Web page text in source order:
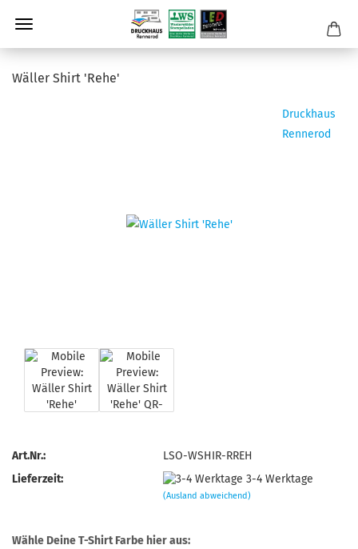
Wäller Shirt 'Rehe'
Druckhaus
Rennerod
Art.Nr.:
LSO-WSHIR-RREH
Lieferzeit:
3-4 Werktage
(Ausland abweichend)
Wähle Deine T-Shirt Farbe hier aus: